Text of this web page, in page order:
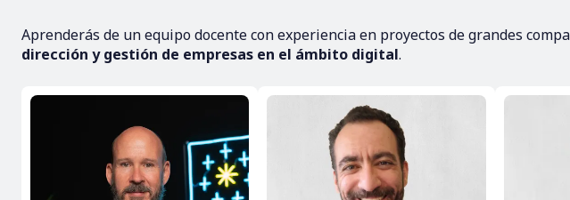
Aprenderás de un equipo docente con experiencia en proyectos de grandes
dirección y gestión de empresas en el ámbito digital.